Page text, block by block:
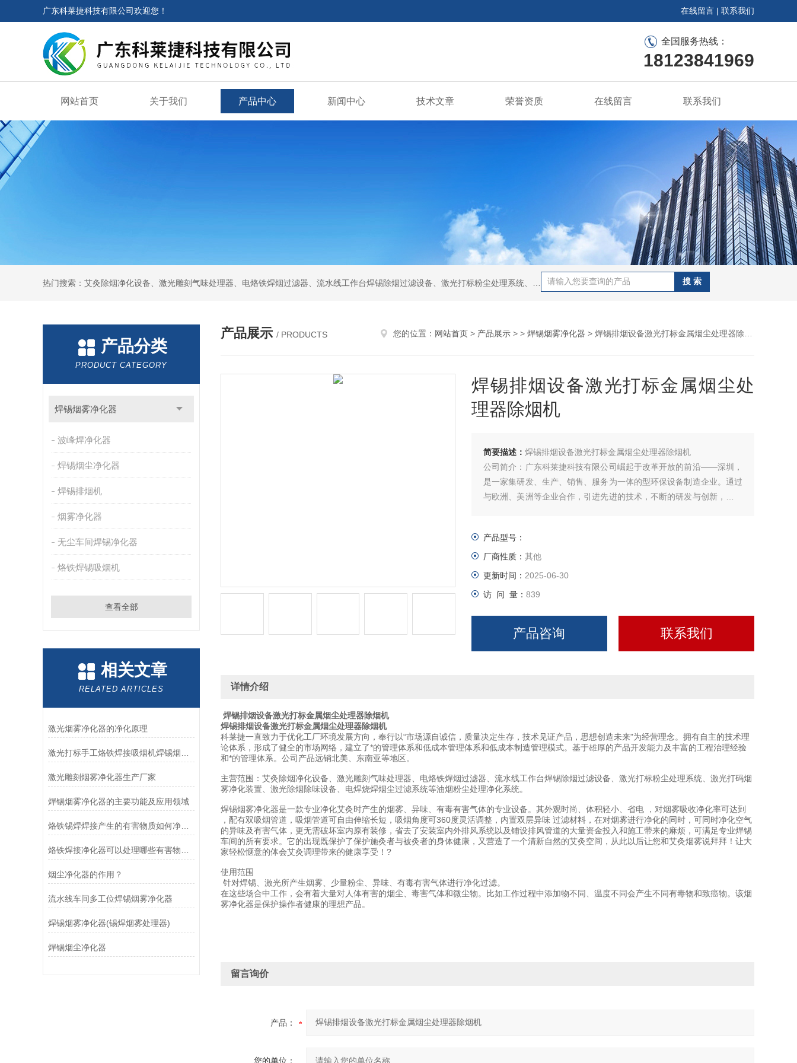
广东科莱捷科技有限公司欢迎您！ 在线留言 | 联系我们
全国服务热线：
18123841969
网站首页 关于我们 产品中心 新闻中心 技术文章 荣誉资质 在线留言 联系我们
产品分类
PRODUCT CATEGORY
焊锡烟雾净化器
波峰焊净化器
焊锡烟尘净化器
焊锡排烟机
烟雾净化器
无尘车间焊锡净化器
烙铁焊锡吸烟机
查看全部
相关文章
RELATED ARTICLES
激光烟雾净化器的净化原理
激光雕刻烟雾净化器生产厂家
焊锡烟雾净化器的主要功能及应用领域
烙铁锡焊焊接产生的有害物质如何净化？
烟尘净化器的作用？
流水线车间多工位焊锡烟雾净化器
焊锡烟雾净化器(锡焊烟雾处理器)
焊锡烟尘净化器
产品展示 / PRODUCTS 您的位置： 网站首页 > 产品展示 > > 焊锡烟雾净化器 > 焊锡排烟设备激光打标金属烟尘处理器除烟机
焊锡排烟设备激光打标金属烟尘处
理器除烟机
简要描述： 焊锡排烟设备激光打标金属烟尘处理器除烟机
公司简介：广东科莱捷科技有限公司崛起于改革开放的前沿——深圳，
是一家集研发、生产、销售、服务为一体的型环保设备制造企业。通过
与欧洲、美洲等企业合作，引进先进的技术，不断的研发与创新，按照
产品型号：
厂商性质： 其他
更新时间： 2025-06-30
访 问 量： 839
产品咨询 联系我们
详情介绍
焊锡排烟设备激光打标金属烟尘处理器除烟机
焊锡排烟设备激光打标金属烟尘处理器除烟机
科莱捷一直致力于优化工厂环境发展方向，奉行以“市场源自诚信，质量决定生存，技术见证产品，思想创造未来"为经营理念。拥有自主的技术理
论体系，形成了健全的市场网络，建立了*的管理体系和低成本管理体系和低成本制造管理模式。基于雄厚的产品开发能力及丰富的工程治理经验
和*的管理体系。公司产品远销北美、东南亚等地区。
主营范围：艾灸除烟净化设备、激光雕刻气味处理器、电烙铁焊烟过滤器、流水线工作台焊锡除烟过滤设备、激光打标粉尘处理系统、激光打码烟
雾净化装置、激光除烟除味设备、电焊烧焊烟尘过滤系统等油烟粉尘处理净化系统。
焊锡烟雾净化器是一款专业净化艾灸时产生的烟雾、异味、有毒有害气体的专业设备。其外观时尚、体积轻小、省电 ，对烟雾吸收净化率可达到
，配有双吸烟管道，吸烟管道可自由伸缩长短，吸烟角度可360度灵活调整，内置双层异味 过滤材料，在对烟雾进行净化的同时，可同时净化空气
的异味及有害气体，更无需破坏室内原有装修，省去了安装室内外排风系统以及铺设排风管道的大量资金投入和施工带来的麻烦，可满足专业焊锡
车间的所有要求。它的出现既保护了保护施灸者与被灸者的身体健康，又营造了一个清新自然的艾灸空间，从此以后让您和艾灸烟雾说拜拜！让大
家轻松惬意的体会艾灸调理带来的健康享受！?
使用范围
针对焊锡、激光所产生烟雾、少量粉尘、异味、有毒有害气体进行净化过滤。
在这些场合中工作，会有着大量对人体有害的烟尘、毒害气体和微尘物。比如工作过程中添加物不同、温度不同会产生不同有毒物和致癌物。该烟
雾净化器是保护操作者健康的理想产品。
留言询价
产品：
您的单位：